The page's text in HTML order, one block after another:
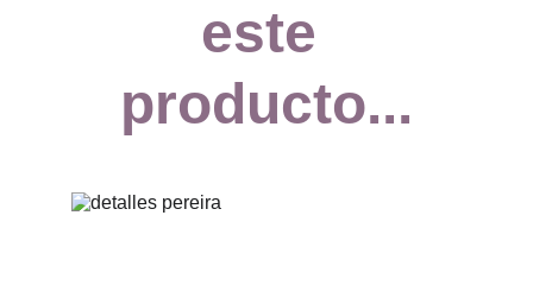
este
producto...